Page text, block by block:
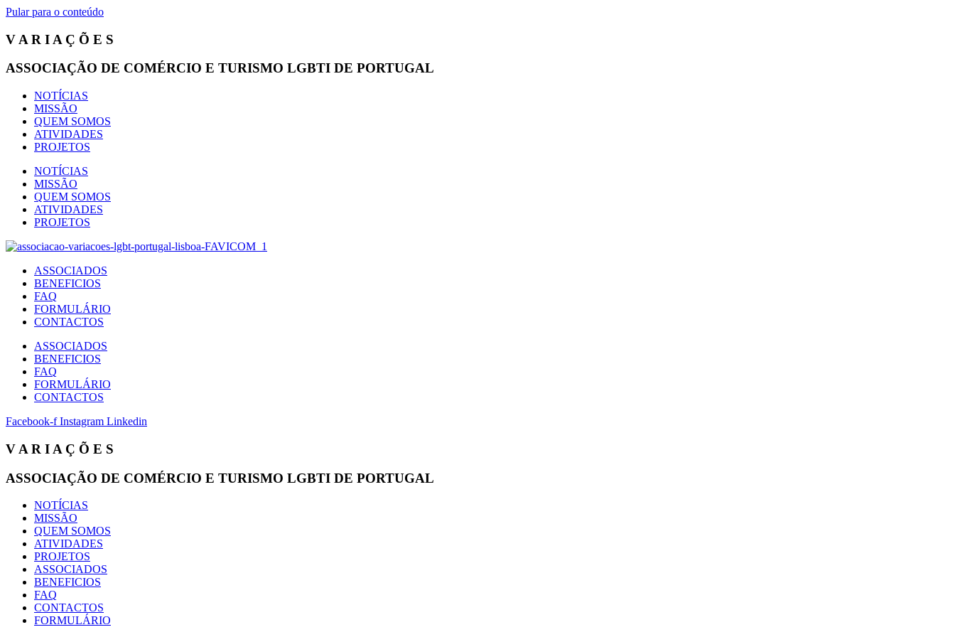
Pular para o conteúdo
V A R I A Ç Õ E S
ASSOCIAÇÃO DE COMÉRCIO E TURISMO LGBTI DE PORTUGAL
NOTÍCIAS
MISSÃO
QUEM SOMOS
ATIVIDADES
PROJETOS
NOTÍCIAS
MISSÃO
QUEM SOMOS
ATIVIDADES
PROJETOS
ASSOCIADOS
BENEFICIOS
FAQ
FORMULÁRIO
CONTACTOS
ASSOCIADOS
BENEFICIOS
FAQ
FORMULÁRIO
CONTACTOS
Facebook-f Instagram Linkedin
V A R I A Ç Õ E S
ASSOCIAÇÃO DE COMÉRCIO E TURISMO LGBTI DE PORTUGAL
NOTÍCIAS
MISSÃO
QUEM SOMOS
ATIVIDADES
PROJETOS
ASSOCIADOS
BENEFICIOS
FAQ
CONTACTOS
FORMULÁRIO